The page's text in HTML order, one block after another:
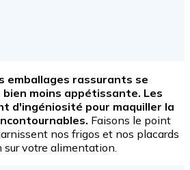
emballages rassurants se
moins appétissante. Les
d'ingéniosité pour maquiller la
Faisons le point
nos frigos et nos placards
sur votre alimentation.